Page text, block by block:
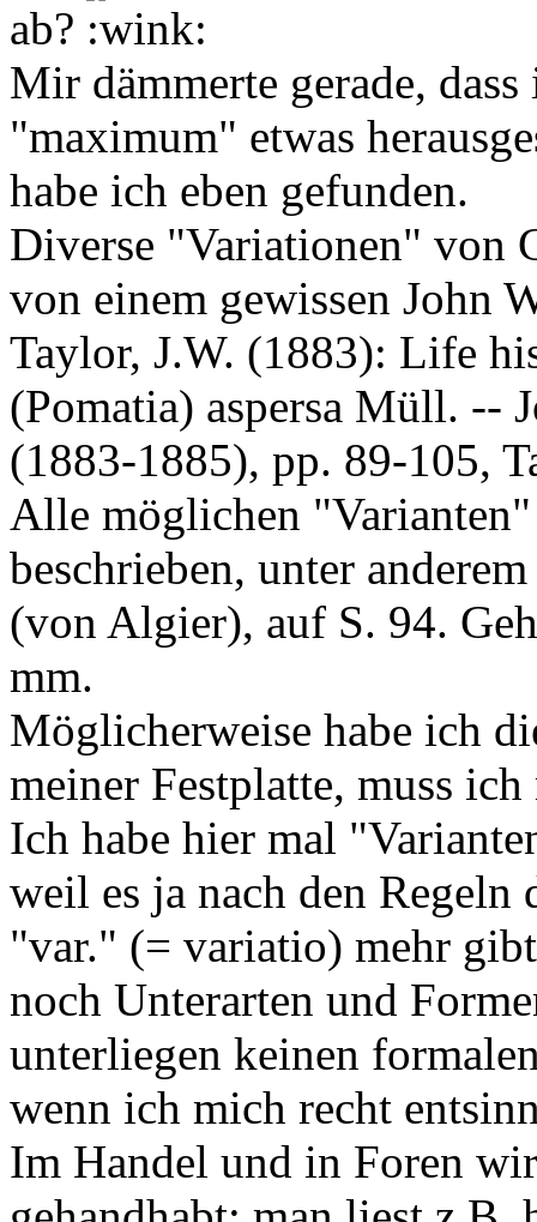
ab?
Mir dämmerte gerade,
"maximum" etwas
habe ich eben gefunden.
Diverse "Variationen" von
von einem gewissen John
Taylor, J.W. (1883): Life
(Pomatia) aspersa Müll. --
(1883-1885), pp. 89-105,
Alle möglichen
beschrieben, unter
(von Algier), auf S. 94.
mm.
Möglicherweise habe ich
meiner Festplatte, muss ich
Ich habe hier mal
weil es ja nach den
"var." (= variatio) mehr
noch Unterarten und
unterliegen keinen
wenn ich mich recht
Im Handel und in Foren